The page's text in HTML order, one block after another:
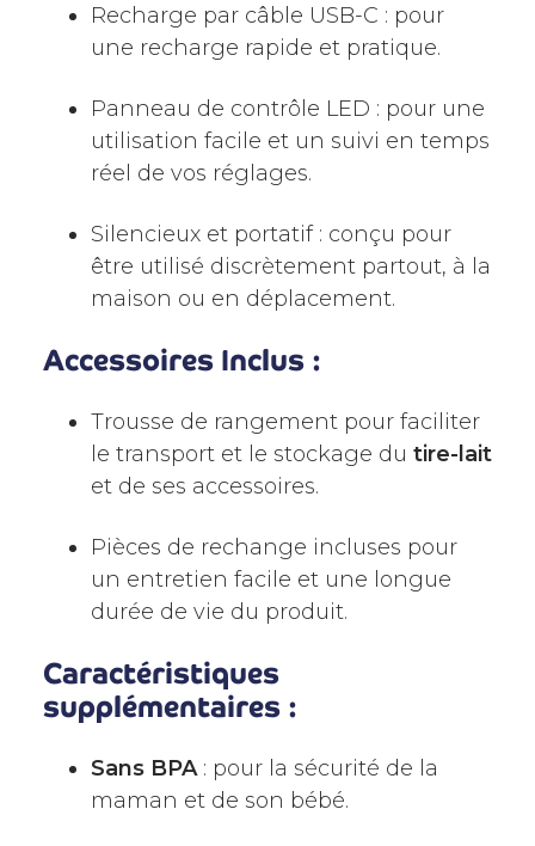
Recharge par câble USB-C : pour
une recharge rapide et pratique.
Panneau de contrôle LED : pour une
utilisation facile et un suivi en temps
réel de vos réglages.
Silencieux et portatif : conçu pour
être utilisé discrètement partout, à la
maison ou en déplacement.
Accessoires Inclus :
Trousse de rangement pour faciliter
le transport et le stockage du tire-lait
et de ses accessoires.
Pièces de rechange incluses pour
un entretien facile et une longue
durée de vie du produit.
Caractéristiques
supplémentaires :
Sans BPA: pour la sécurité de la
maman et de son bébé.